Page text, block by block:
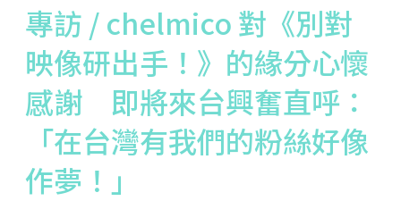
專訪 / chelmico 對《別對
映像研出手！》的緣分心懷
感謝 即將來台興奮直呼：
「在台灣有我們的粉絲好像
作夢！」